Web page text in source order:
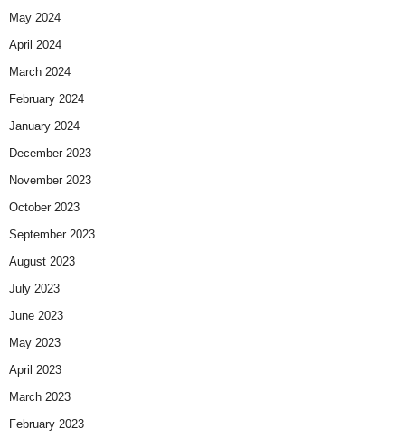
May 2024
April 2024
March 2024
February 2024
January 2024
December 2023
November 2023
October 2023
September 2023
August 2023
July 2023
June 2023
May 2023
April 2023
March 2023
February 2023